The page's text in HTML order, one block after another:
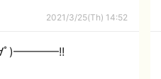
2021/3/25(Th) 14:52
ﾟ∀ﾟ)━━━━!!